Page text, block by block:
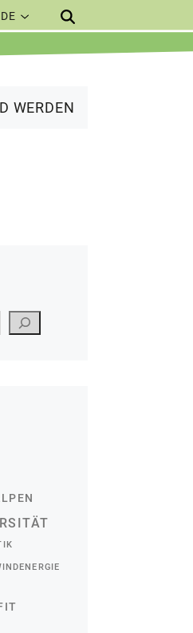
DE
WERDEN